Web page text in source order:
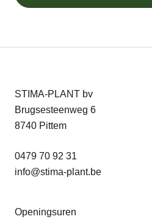
STIMA-PLANT bv
Brugsesteenweg 6
8740 Pittem
0479 70 92 31
info@stima-plant.be
Openingsuren